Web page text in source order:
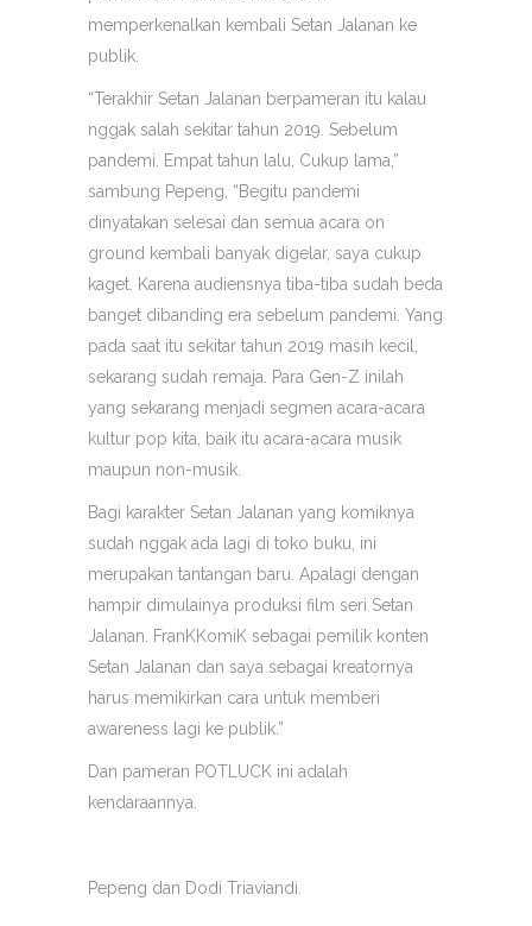
memperkenalkan kembali Setan Jalanan ke
publik.
“Terakhir Setan Jalanan berpameran itu kalau
nggak salah sekitar tahun 2019. Sebelum
pandemi. Empat tahun lalu. Cukup lama,”
sambung Pepeng, “Begitu pandemi
dinyatakan selesai dan semua acara on
ground kembali banyak digelar, saya cukup
kaget. Karena audiensnya tiba-tiba sudah beda
banget dibanding era sebelum pandemi. Yang
pada saat itu sekitar tahun 2019 masih kecil,
sekarang sudah remaja. Para Gen-Z inilah
yang sekarang menjadi segmen acara-acara
kultur pop kita, baik itu acara-acara musik
maupun non-musik.
Bagi karakter Setan Jalanan yang komiknya
sudah nggak ada lagi di toko buku, ini
merupakan tantangan baru. Apalagi dengan
hampir dimulainya produksi film seri Setan
Jalanan. FranKKomiK sebagai pemilik konten
Setan Jalanan dan saya sebagai kreatornya
harus memikirkan cara untuk memberi
awareness lagi ke publik.”
Dan pameran POTLUCK ini adalah
kendaraannya.
Pepeng dan Dodi Triaviandi.